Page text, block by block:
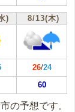
) 8/13(木)
26/24
60
の予想です。